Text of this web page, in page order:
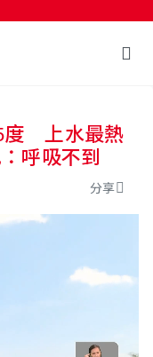
度 上水最熱
呼吸不到
分享